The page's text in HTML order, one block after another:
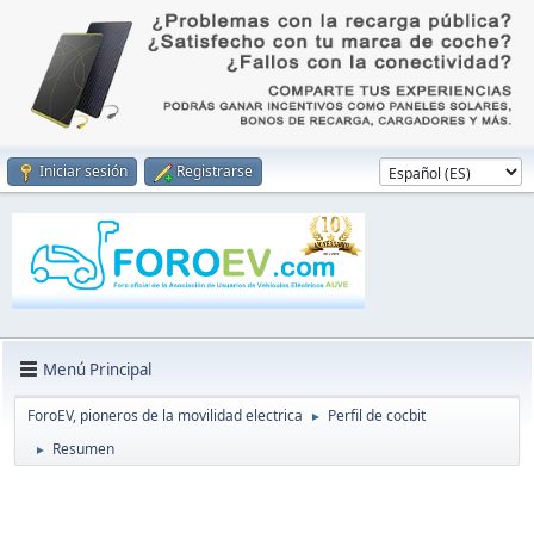
Iniciar sesión Registrarse
Menú Principal
ForoEV, pioneros de la movilidad electrica ► Perfil de cocbit
► Resumen